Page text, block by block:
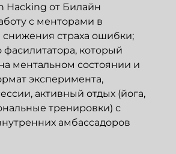
Hacking от Билайн
с менторами в
снижения страха ошибки;
который
ментальном состоянии и
эксперимента,
активный отдых (йога,
тренировки) с
амбассадоров